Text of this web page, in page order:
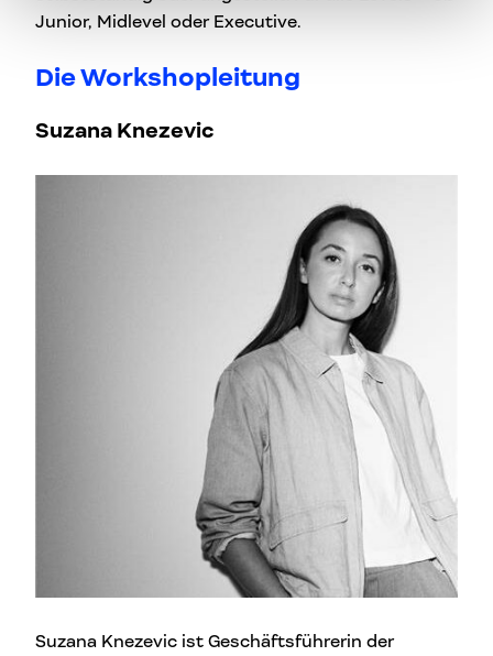
Junior, Midlevel oder Executive.
Die Workshopleitung
Suzana Knezevic
Suzana Knezevic ist Geschäftsführerin der